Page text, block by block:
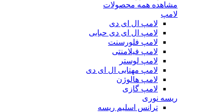
مشاهده همه محصولات
لامپ
لامپ ال ای دی
لامپ ال ای دی حبابی
لامپ فلورسنت
لامپ فیلامنتی
لامپ لوستر
لامپ مهتابی ال ای دی
لامپ هالوژن
لامپ گازی
ریسه نوری
ترانس اسلیم ریسه